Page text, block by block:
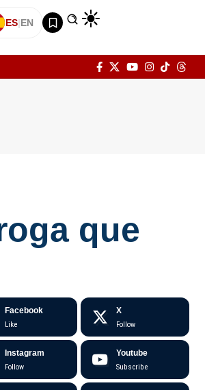
ES|EN
que
Facebook
Like
X
Follow
Instagram
Follow
Youtube
Subscribe